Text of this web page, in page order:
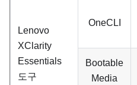
Lenovo
XClarity
Essentials
도구
OneCLI
Bootable
Media